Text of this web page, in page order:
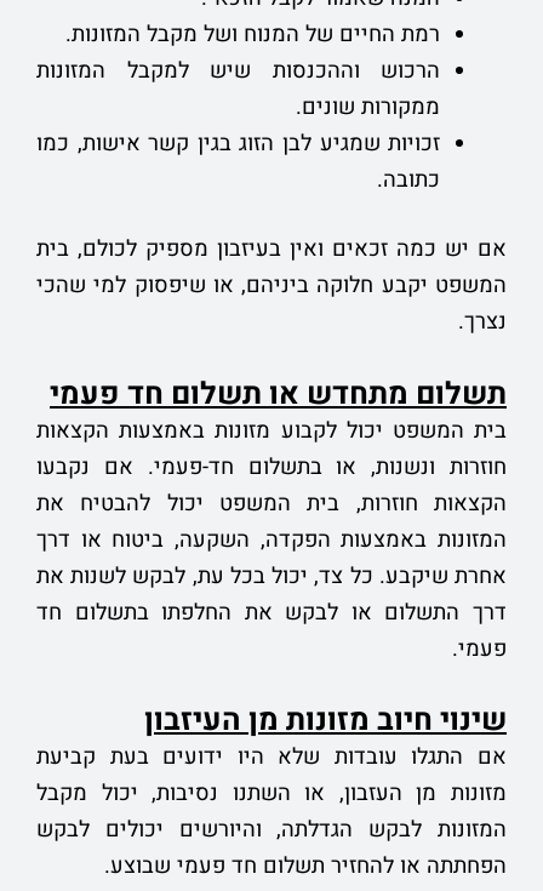
רמת החיים של המנוח ושל מקבל המזונות.
הרכוש וההכנסות שיש למקבל המזונות
ממקורות שונים.
זכויות שמגיע לבן הזוג בגין קשר אישות, כמו
כתובה.
אם יש כמה זכאים ואין בעיזבון מספיק לכולם, בית
המשפט יקבע חלוקה ביניהם, או שיפסוק למי שהכי
נצרך.
תשלום מתחדש או תשלום חד פעמי
בית המשפט יכול לקבוע מזונות באמצעות הקצאות
חוזרות ונשנות, או בתשלום חד-פעמי. אם נקבעו
הקצאות חוזרות, בית המשפט יכול להבטיח את
המזונות באמצעות הפקדה, השקעה, ביטוח או דרך
אחרת שיקבע. כל צד, יכול בכל עת, לבקש לשנות את
דרך התשלום או לבקש את החלפתו בתשלום חד
פעמי.
שינוי חיוב מזונות מן העיזבון
אם התגלו עובדות שלא היו ידועים בעת קביעת
מזונות מן העזבון, או השתנו נסיבות, יכול מקבל
המזונות לבקש הגדלתה, והיורשים יכולים לבקש
הפחתתה או להחזיר תשלום חד פעמי שבוצע.